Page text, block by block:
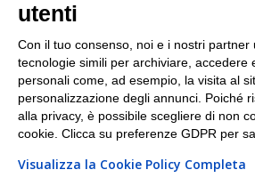
I nostri punti di ritiro e
maggiori città
Torino|Milano|Roma|Bologna
Napoli|Varese
utenti
Con il tuo consenso, noi e i nostri partner
tecnologie simili per archiviare, accedere
personali come, ad esempio, la visita al
personalizzazione degli annunci. Poiché
alla privacy, è possibile scegliere di non
cookie. Clicca su preferenze GDPR per
Visualizza la Cookie Policy Completa